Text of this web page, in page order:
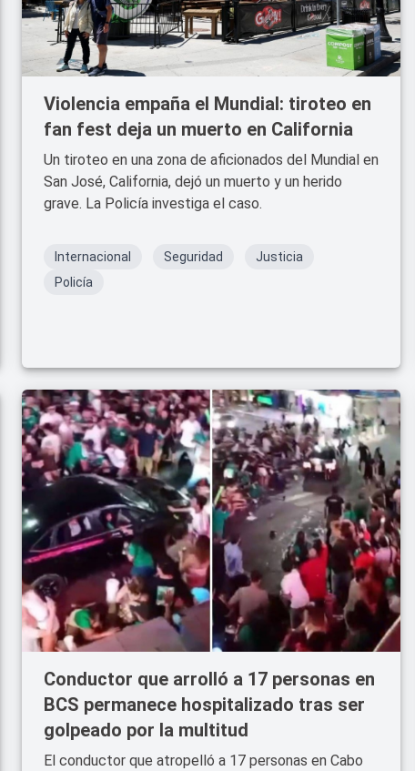
Violencia empaña el Mundial: tiroteo en
fan fest deja un muerto en California
Un tiroteo en una zona de aficionados del Mundial en
San José, California, dejó un muerto y un herido
grave. La Policía investiga el caso.
Internacional Seguridad
Justicia
Policía
Conductor que arrolló a 17 personas en
BCS permanece hospitalizado tras ser
golpeado por la multitud
El conductor que atropelló a 17 personas en Cabo